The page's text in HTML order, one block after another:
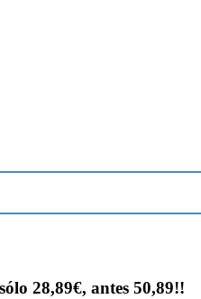
28,89€, antes 50,89!!